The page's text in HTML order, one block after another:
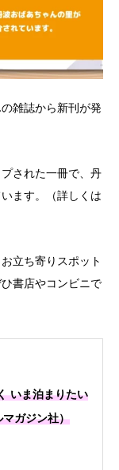
雑誌から新刊が発
された一冊で、丹
ます。（詳しくは
立ち寄りスポット
書店やコンビニで
いま泊まりたい
マガジン社）